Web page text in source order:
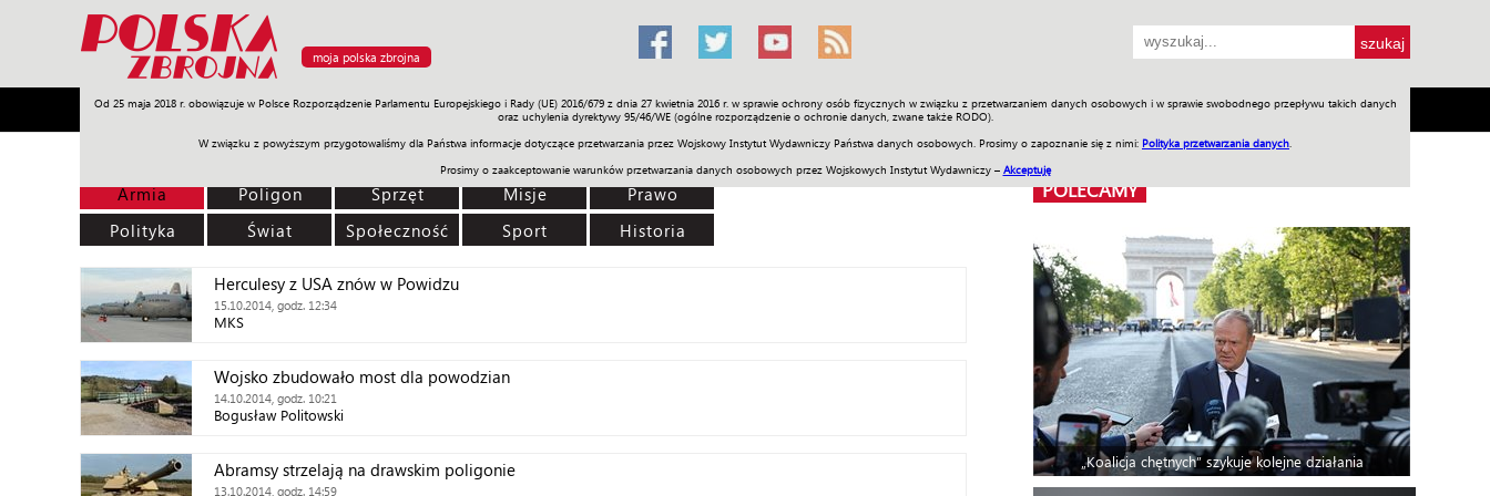
moja polska zbrojna
Od 25 maja 2018 r. obowiązuje w Polsce Rozporządzenie Parlamentu Europejskiego i Rady (UE) 2016/679 z dnia 27 kwietnia 2016 r. w sprawie ochrony osób fizycznych w związku z przetwarzaniem danych osobowych i w sprawie swobodnego przepływu takich danych
oraz uchylenia dyrektywy 95/46/WE (ogólne rozporządzenie o ochronie danych, zwane także RODO).
W związku z powyższym przygotowaliśmy dla Państwa informacje dotyczące przetwarzania przez Wojskowy Instytut Wydawniczy Państwa danych osobowych. Prosimy o zapoznanie się z nimi: Polityka przetwarzania danych
Prosimy o zaakceptowanie warunków przetwarzania danych osobowych przez Wojskowych Instytut Wydawniczy – Akceptuję
Armia Poligon Sprzęt Misje Polityka Prawo Świat Społeczność Sport Historia Galerie Wideo ENGLISH SKLEP Jednodniówki Praca w WIW
Armia Poligon Sprzęt Misje
Prawo
Polityka
Świat Społeczność Sport Historia
Herculesy z USA znów w Powidzu
15.10.2014, godz. 12:34
MKS
Wojsko zbudowało most dla powodzian
14.10.2014, godz. 10:21
Bogusław Politowski
Abramsy strzelają na drawskim poligonie
13.10.2014, godz. 14:59
POLECAMY
„Koalicja chętnych” szykuje kolejne działania